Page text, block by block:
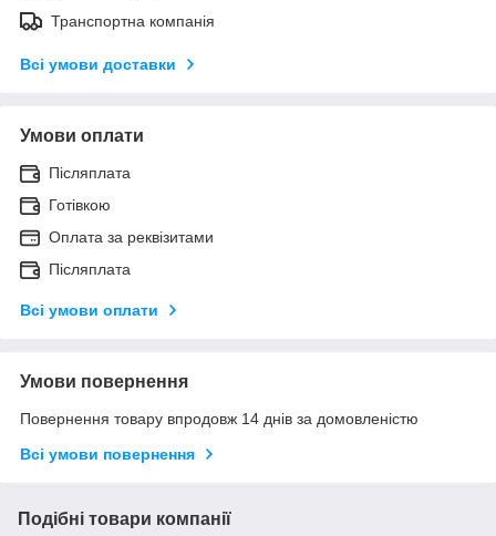
Транспортна компанія
Всі умови доставки
Умови оплати
Післяплата
Готівкою
Оплата за реквізитами
Післяплата
Всі умови оплати
Умови повернення
Повернення товару впродовж 14 днів за домовленістю
Всі умови повернення
Подібні товари компанії